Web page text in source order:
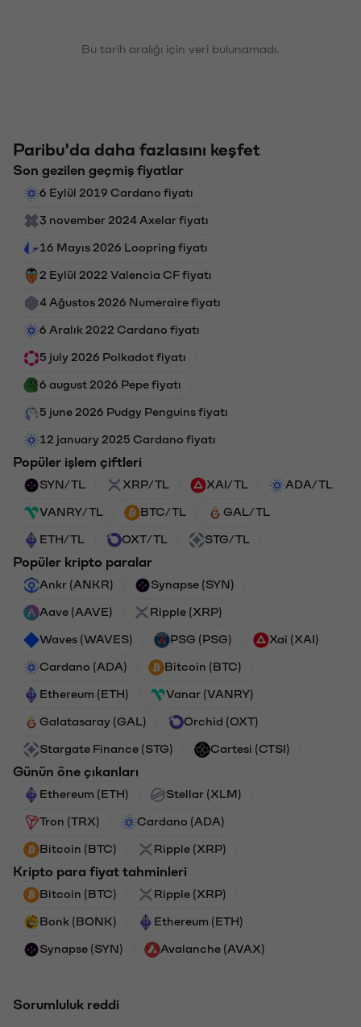
Bu tarih aralığı için veri bulunamadı.
Paribu'da daha fazlasını keşfet
Son gezilen geçmiş fiyatlar
6 Eylül 2019 Cardano fiyatı
3 november 2024 Axelar fiyatı
16 Mayıs 2026 Loopring fiyatı
2 Eylül 2022 Valencia CF fiyatı
4 Ağustos 2026 Numeraire fiyatı
6 Aralık 2022 Cardano fiyatı
5 july 2026 Polkadot fiyatı
6 august 2026 Pepe fiyatı
5 june 2026 Pudgy Penguins fiyatı
12 january 2025 Cardano fiyatı
Popüler işlem çiftleri
SYN/TL XRP/TL XAI/TL ADA/TL
VANRY/TL BTC/TL GAL/TL
ETH/TL OXT/TL STG/TL
Popüler kripto paralar
Ankr (ANKR) Synapse (SYN)
Aave (AAVE) Ripple (XRP)
Waves (WAVES) PSG (PSG) Xai (XAI)
Cardano (ADA) Bitcoin (BTC)
Ethereum (ETH) Vanar (VANRY)
Galatasaray (GAL) Orchid (OXT)
Stargate Finance (STG) Cartesi (CTSI)
Günün öne çıkanları
Ethereum (ETH) Stellar (XLM)
Tron (TRX) Cardano (ADA)
Bitcoin (BTC) Ripple (XRP)
Kripto para fiyat tahminleri
Bitcoin (BTC) Ripple (XRP)
Bonk (BONK) Ethereum (ETH)
Synapse (SYN) Avalanche (AVAX)
Sorumluluk reddi